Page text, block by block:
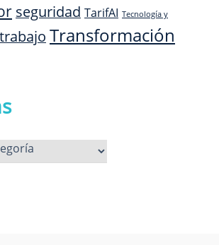
seguridad TarifAI Tecnología y
Transformación